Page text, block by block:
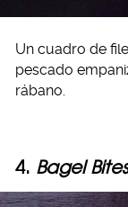
Un cuadro de
pescado
rábano.
4. Bagel Bites